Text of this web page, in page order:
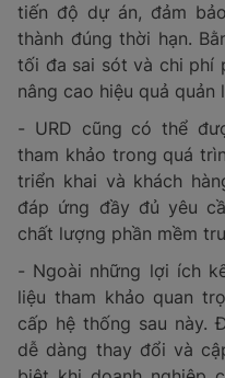
tiến độ dự án, đảm
thành đúng thời hạn.
tối đa sai sót và chi phí
nâng cao hiệu quả quản
- URD cũng có thể
tham khảo trong quá
triển khai và khách
đáp ứng đầy đủ yêu
chất lượng phần mềm
- Ngoài những lợi ích
liệu tham khảo quan
cấp hệ thống sau này.
dễ dàng thay đổi và